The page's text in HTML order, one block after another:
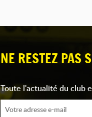
NE RESTEZ PAS
Toute l'actualité du club